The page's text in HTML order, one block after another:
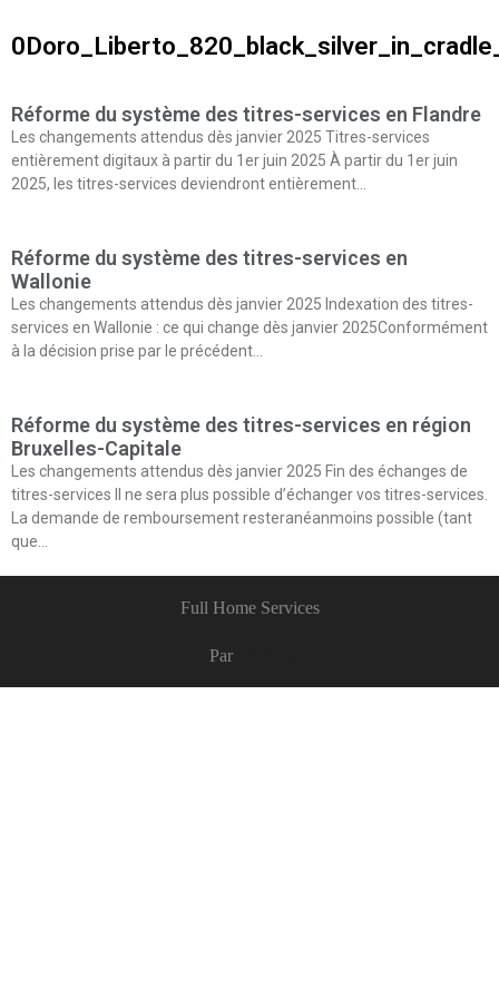
Réforme du système des titres-services en Flandre
Les changements attendus dès janvier 2025 Titres-services
entièrement digitaux à partir du 1er juin 2025 À partir du 1er juin
2025, les titres-services deviendront entièrement…
Réforme du système des titres-services en
Wallonie
Les changements attendus dès janvier 2025 Indexation des titres-
services en Wallonie : ce qui change dès janvier 2025Conformément
à la décision prise par le précédent…
Réforme du système des titres-services en région
Bruxelles-Capitale
Les changements attendus dès janvier 2025 Fin des échanges de
titres-services Il ne sera plus possible d’échanger vos titres-services.
La demande de remboursement resteranéanmoins possible (tant
que…
Full Home Services
Par